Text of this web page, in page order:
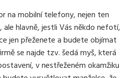
na mobilní telefony, nejen ten
hlavně, jestli Vás někdo nefotí,
jen přeženete a budete objímat
se najde tzv. šedá myš, která
v nestřeženém okamžiku